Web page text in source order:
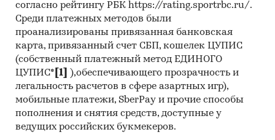
CO., AKVATERMA UAB, EVOLOG NAKLIYAT INS
SAN VE TIC LTD STI, WAGNER PRODUCTS GMBH,
UNITED STREAM OU, QMF TURIZM INS SAN VE
TIC LTD STI, TBM TECHNOLOGIE UND
BAUMASCHINEN GMBH, ALKID KIMYA INS SAN VE
TIC A.S., GHS LOGISTICS SERVICES FZE
В разделе `Экспорт` рассмотрены российские
экспортеры:
ООО `РУБЕЖ`, АО `НПФ `МЕРИДИАН`, ООО
согласно рейтингу РБК https://rating.sportrbc.ru/.
Среди платежных методов были
проанализированы привязанная банковская
карта, привязанный счет СБП, кошелек ЦУПИС
(собственный платежный метод ЕДИНОГО
ЦУПИС* [1]
),обеспечивающего прозрачность и
легальность расчетов в сфере азартных игр),
мобильные платежи, SberPay и прочие способы
пополнения и снятия средств, доступные у
ведущих российских букмекеров.